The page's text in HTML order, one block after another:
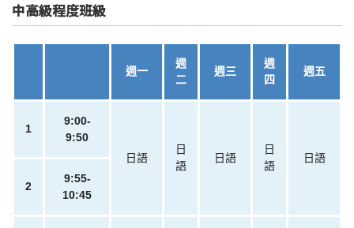
中高級程度班級
週一
週
二
週三
週
四
週五
1
9:00-
9:50
日語
日
語
日語
日
語
日語
2
9:55-
10:45